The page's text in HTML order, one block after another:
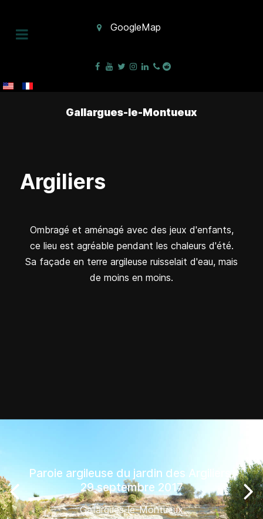
GoogleMap
Gallargues-le-Montueux
Argiliers
Ombragé et aménagé avec des jeux d'enfants,
ce lieu est agréable pendant les chaleurs d'été.
Sa façade en terre argileuse ruisselait d'eau, mais
de moins en moins.
Paroie argileuse du jardin des Argiliers,
29 septembre 2017
Gallargues-le-Montueux